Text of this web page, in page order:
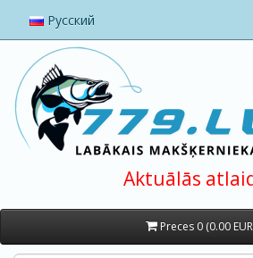
Русский
Aktuālās
Preces 0 (0.00